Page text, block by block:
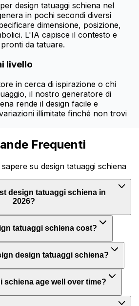
design tatuaggi schiena nel
in pochi secondi diversi
dimensione, posizione,
L'IA capisce il contesto e
da tatuare.
livello
in cerca di ispirazione o chi
il nostro generatore di
rende il design facile e
illimitate finché non trovi
Frequenti
su design tatuaggi schiena
design tatuaggi schiena in
2026?
tatuaggi schiena cost?
design tatuaggi schiena?
schiena age well over time?